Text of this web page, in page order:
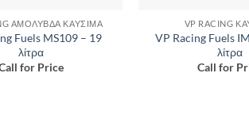
ΑΜΌΛΥΒΔΑ ΚΑΎΣΙΜΑ
Fuels MS109 – 19
λίτρα
for Price
VP RACING
VP Racing Fuels
λίτρα
Call for